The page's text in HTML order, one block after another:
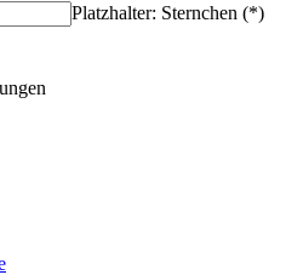
Platzhalter: Sternchen (*)